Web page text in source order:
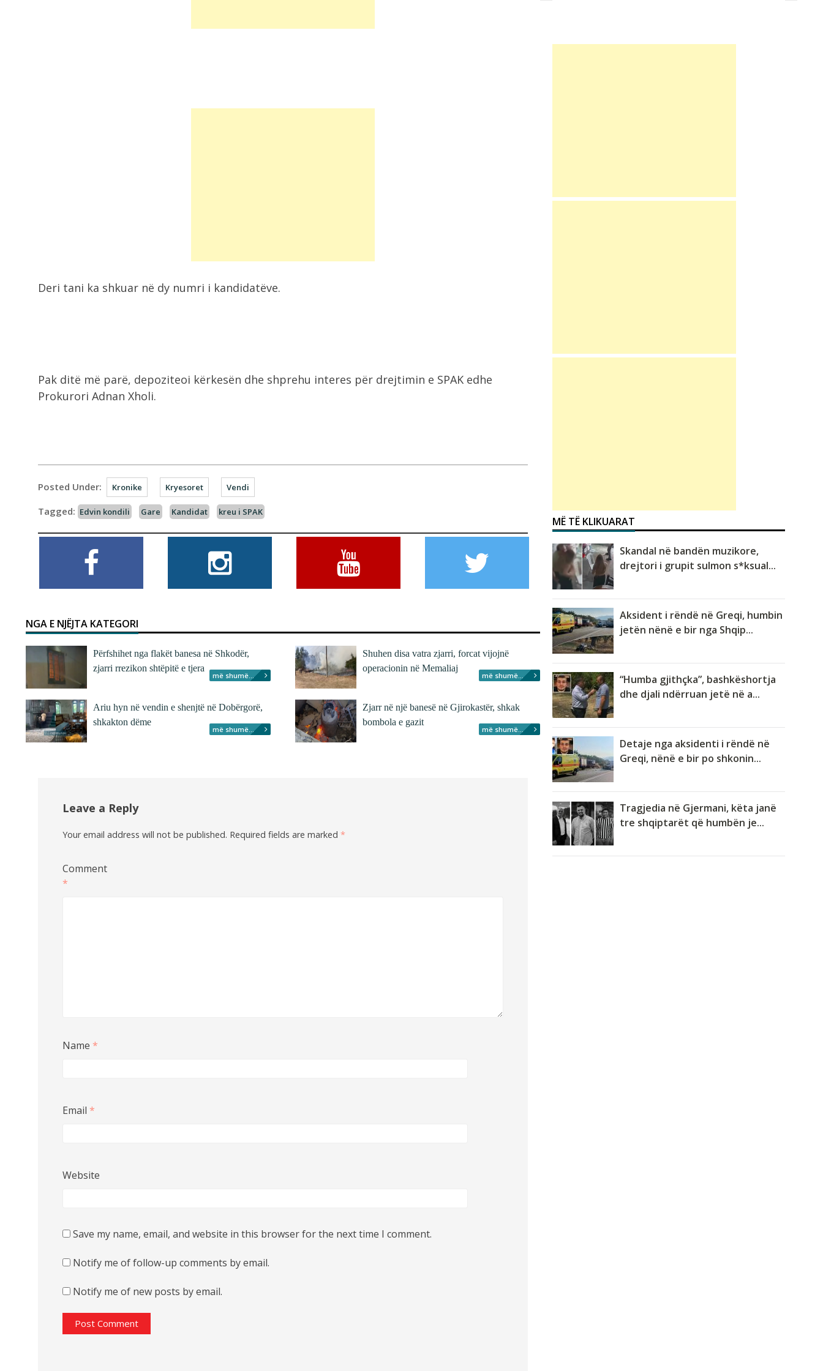
Deri tani ka shkuar në dy numri i kandidatëve.
Pak ditë më parë, depoziteoi kërkesën dhe shprehu interes për drejtimin e SPAK edhe
Prokurori Adnan Xholi.
Posted Under: Kronike Kryesoret Vendi
Tagged: Edvin kondili Gare Kandidat kreu i SPAK
NGA E NJËJTA KATEGORI
Përfshihet nga flakët banesa në Shkodër,
zjarri rrezikon shtëpitë e tjera
më shumë...
Shuhen disa vatra zjarri, forcat vijojnë
operacionin në Memaliaj
më shumë...
Ariu hyn në vendin e shenjtë në Dobërgorë,
shkakton dëme
më shumë...
Zjarr në një banesë në Gjirokastër, shkak
bombola e gazit
më shumë...
Leave a Reply
Your email address will not be published. Required fields are marked *
Comment
*
Name *
Email *
Website
Save my name, email, and website in this browser for the next time I comment.
Notify me of follow-up comments by email.
Notify me of new posts by email.
MË TË KLIKUARAT
Skandal në bandën muzikore,
drejtori i grupit sulmon s*ksual...
Aksident i rëndë në Greqi, humbin
jetën nënë e bir nga Shqip...
“Humba gjithçka”, bashkëshortja
dhe djali ndërruan jetë në a...
Detaje nga aksidenti i rëndë në
Greqi, nënë e bir po shkonin...
Tragjedia në Gjermani, këta janë
tre shqiptarët që humbën je...